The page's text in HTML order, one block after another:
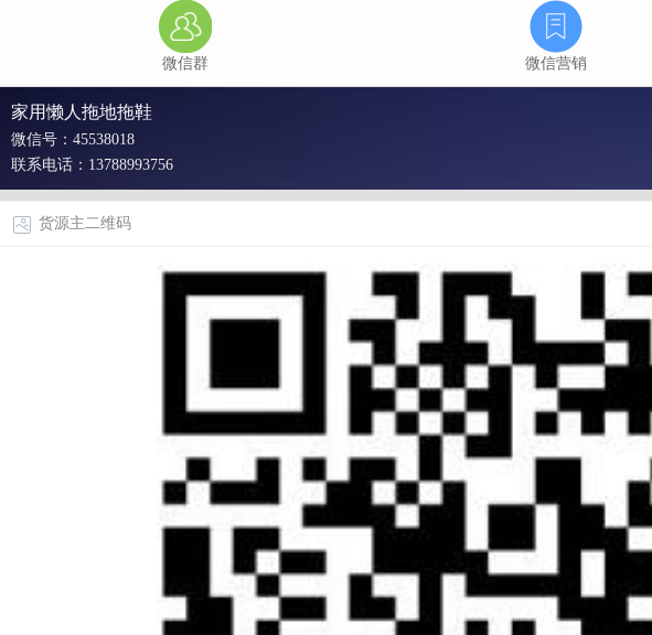
微信群 微信营销
家用懒人拖地拖鞋
微信号：45538018
联系电话：13788993756
货源主二维码